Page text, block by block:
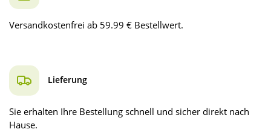
Versandkostenfrei ab 59.99 € Bestellwert.
Lieferung
Sie erhalten Ihre Bestellung schnell und sicher direkt nach
Hause.